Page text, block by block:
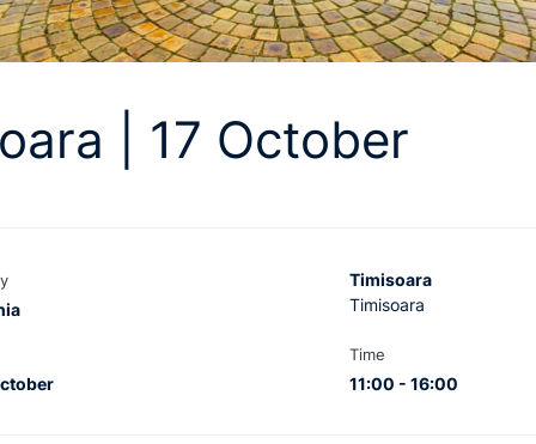
| 17 October
Timisoara
Timisoara
Time
11:00 - 16:00